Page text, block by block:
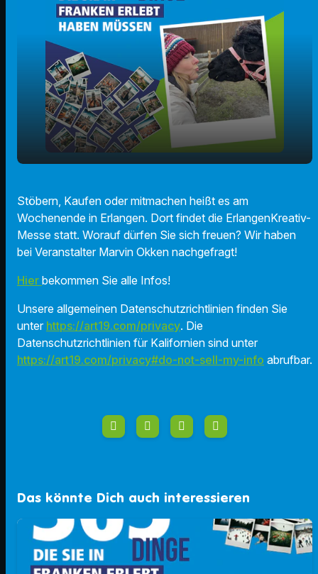
play_arrow Erlangen!
00:00 01:23
Stöbern, Kaufen oder mitmachen heißt es am
Wochenende in Erlangen. Dort findet die ErlangenKreativ-
Messe statt. Worauf dürfen Sie sich freuen? Wir haben
bei Veranstalter Marvin Okken nachgefragt!
Hier bekommen Sie alle Infos!
Unsere allgemeinen Datenschutzrichtlinien finden Sie
unter https://art19.com/privacy. Die
Datenschutzrichtlinien für Kalifornien sind unter
https://art19.com/privacy#do-not-sell-my-info abrufbar.
Das könnte Dich auch interessieren